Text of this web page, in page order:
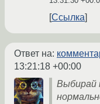
Ссылка
Ответ на:
13:21:18 +00:00
Выбирай